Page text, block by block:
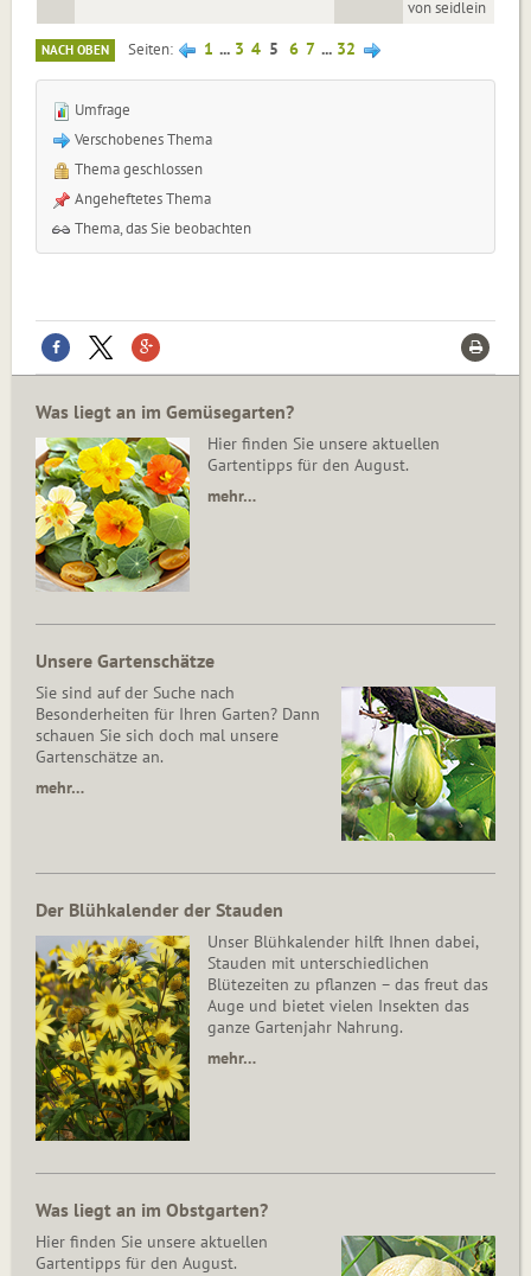
von seidlein
NACH OBEN Seiten 1 ... 3 4 5 6 7 ... 32
Umfrage
Verschobenes Thema
Thema geschlossen
Angeheftetes Thema
Thema, das Sie beobachten
Was liegt an im Gemüsegarten?
Hier finden Sie unsere aktuellen
Gartentipps für den August.
mehr…
Unsere Gartenschätze
Sie sind auf der Suche nach
Besonderheiten für Ihren Garten? Dann
schauen Sie sich doch mal unsere
Gartenschätze an.
mehr…
Der Blühkalender der Stauden
Unser Blühkalender hilft Ihnen dabei,
Stauden mit unterschiedlichen
Blütezeiten zu pflanzen – das freut das
Auge und bietet vielen Insekten das
ganze Gartenjahr Nahrung.
mehr…
Was liegt an im Obstgarten?
Hier finden Sie unsere aktuellen
Gartentipps für den August.